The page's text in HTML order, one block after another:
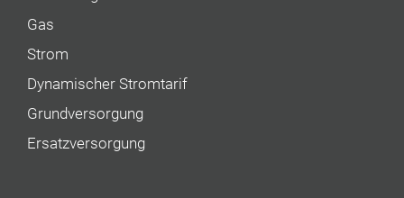
Gas
Strom
Dynamischer Stromtarif
Grundversorgung
Ersatzversorgung